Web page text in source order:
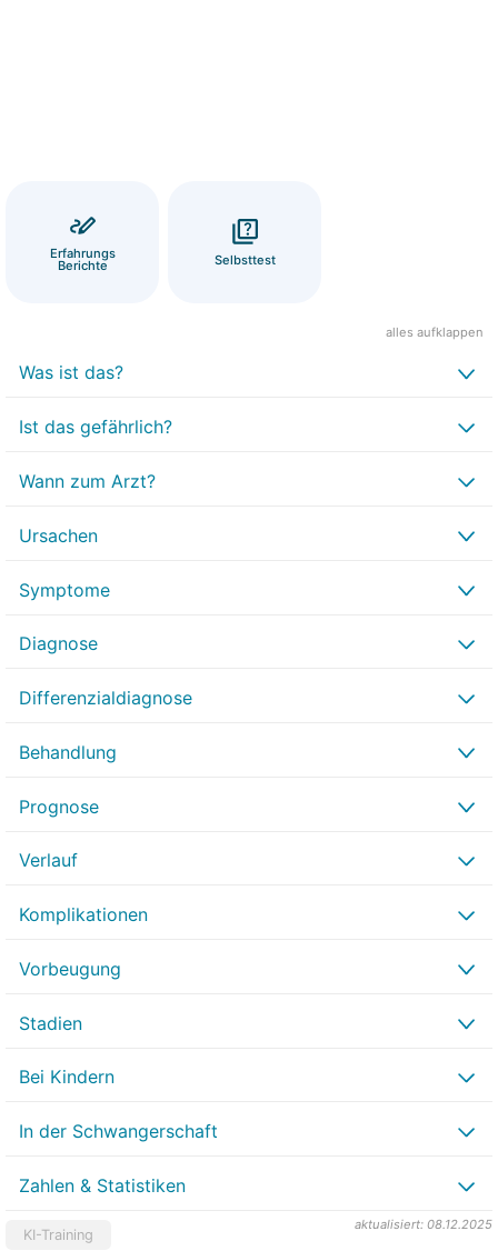
Erfahrungs
Berichte Selbsttest
alles aufklappen
Was ist das?
Ist das gefährlich?
Wann zum Arzt?
Ursachen
Symptome
Diagnose
Differenzialdiagnose
Behandlung
Prognose
Verlauf
Komplikationen
Vorbeugung
Stadien
Bei Kindern
In der Schwangerschaft
Zahlen & Statistiken
aktualisiert: 08.12.2025
KI-Training